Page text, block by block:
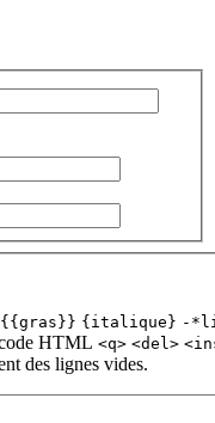
{{gras}} {italique} -
HTML <q> <del>
des lignes vides.